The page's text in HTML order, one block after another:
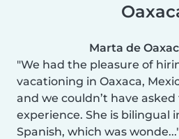
Marta de
We had the pleasure of
vacationing in Oaxaca,
and we couldn’t have
experience. She is bilingual
Spanish, which was wonde...